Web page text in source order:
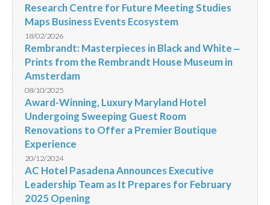
Research Centre for Future Meeting Studies
Maps Business Events Ecosystem
18/02/2026
Rembrandt: Masterpieces in Black and White ‒
Prints from the Rembrandt House Museum in
Amsterdam
08/10/2025
Award-Winning, Luxury Maryland Hotel
Undergoing Sweeping Guest Room
Renovations to Offer a Premier Boutique
Experience
20/12/2024
AC Hotel Pasadena Announces Executive
Leadership Team as It Prepares for February
2025 Opening